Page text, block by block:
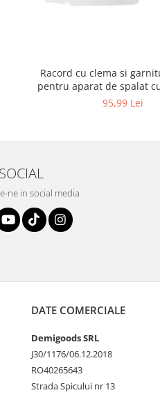
Racord cu clema si
pentru aparat de spalat
KARCHER 4.064-047.0,
95,99 Lei
SOCIAL
ne in social media
DATE COMERCIALE
Demigoods SRL
J30/1176/06.12.2018
RO40265643
Strada Spicului nr 13